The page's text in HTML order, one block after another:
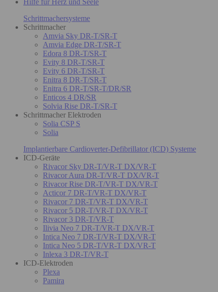
Schrittmachersysteme
Schrittmacher
Amvia Sky DR-T/SR-T
Amvia Edge DR-T/SR-T
Edora 8 DR-T/SR-T
Evity 8 DR-T/SR-T
Evity 6 DR-T/SR-T
Enitra 8 DR-T/SR-T
Enitra 6 DR-T/SR-T/DR/SR
Enticos 4 DR/SR
Solvia Rise DR-T/SR-T
Schrittmacher Elektroden
Solia CSP S
Solia
Implantierbare Cardioverter-Defibrillator (ICD) Systeme
ICD-Geräte
Rivacor Sky DR-T/VR-T DX/VR-T
Rivacor Aura DR-T/VR-T DX/VR-T
Rivacor Rise DR-T/VR-T DX/VR-T
Acticor 7 DR-T/VR-T DX/VR-T
Rivacor 7 DR-T/VR-T DX/VR-T
Rivacor 5 DR-T/VR-T DX/VR-T
Rivacor 3 DR-T/VR-T
Ilivia Neo 7 DR-T/VR-T DX/VR-T
Intica Neo 7 DR-T/VR-T DX/VR-T
Intica Neo 5 DR-T/VR-T DX/VR-T
Inlexa 3 DR-T/VR-T
ICD-Elektroden
Plexa
Pamira